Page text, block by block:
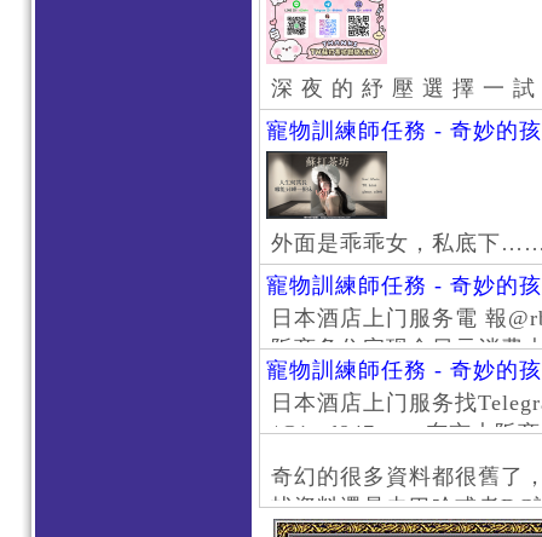
深 夜 的 紓 壓 選 擇 一
寵物訓練師任務 - 奇妙的
外面是乖乖女，私底下
寵物訓練師任務 - 奇妙的
日本酒店上门服务電 報
阪商务住宅现金日元消费
京风俗 #大阪风俗 #东京
上门服务新宿风俗 #梅田
#日本萝莉 #大阪萝莉 #日
寵物訓練師任務 - 奇妙的
日本酒店上门服务找
/@jptd847utpp 东京大阪
京旅游 #大阪旅游 #东京
东京上门服务 #大阪上门
心斋桥风俗 #日本女孩 #
奇幻的很多資料都很舊了
找資料還是去巴哈或者